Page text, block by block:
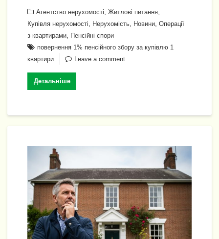
e
b
o
o
k
gr
a
m
s
A
p
p
er
e
dI
n
ss
e
n
g
er
p
y
Li
n
k
ді
л
и
т
я
Агентство нерухомості Житлові питання
Купівля нерухомості Нерухомість Новини Операції
з квартирами Пенсійні спори
повернення 1% пенсійного збору за купівлю 1
квартири
Leave a comment
Детальніше